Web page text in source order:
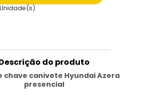
Unidade(s)
do produto
chave canivete Hyundai Azera
presencial